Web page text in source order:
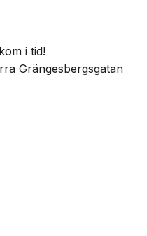
i tid!
Grängesbergsgatan